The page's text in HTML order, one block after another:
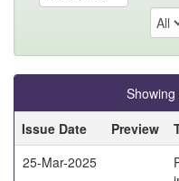
Issue Date
Preview
25-Mar-2025